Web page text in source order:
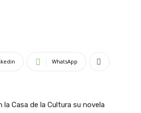
WhatsApp
Casa de la Cultura su novela